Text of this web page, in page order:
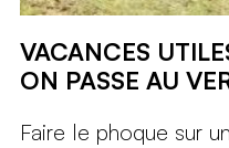
VACANCES
ON PASSE AU
Faire le phoque sur